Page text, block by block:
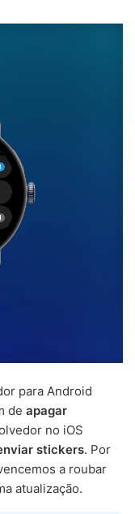
para Android
de apagar
no iOS
stickers. Por
a roubar
atualização.